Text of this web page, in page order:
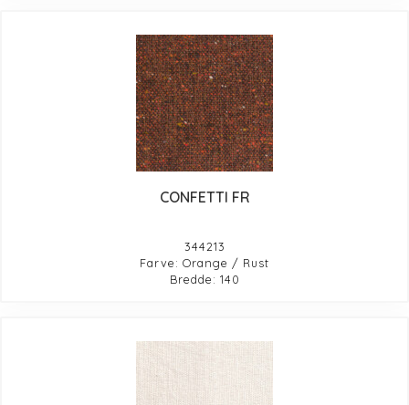
CONFETTI FR
344213
Farve: Orange / Rust
Bredde: 140